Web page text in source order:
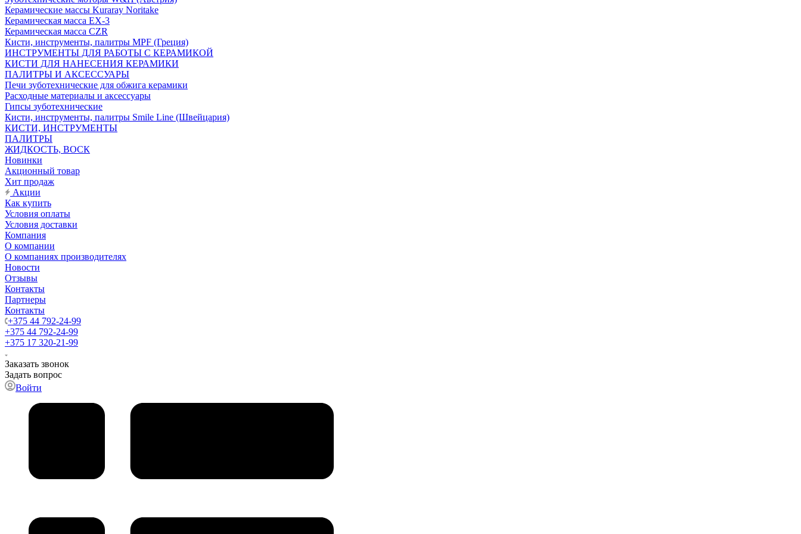
Керамические массы Kuraray Noritake
Керамическая масса EX-3
Керамическая масса CZR
Кисти, инструменты, палитры MPF (Греция)
ИНСТРУМЕНТЫ ДЛЯ РАБОТЫ С КЕРАМИКОЙ
КИСТИ ДЛЯ НАНЕСЕНИЯ КЕРАМИКИ
ПАЛИТРЫ И АКСЕССУАРЫ
Печи зуботехнические для обжига керамики
Расходные материалы и аксессуары
Гипсы зуботехнические
Кисти, инструменты, палитры Smile Line (Швейцария)
КИСТИ, ИНСТРУМЕНТЫ
ПАЛИТРЫ
ЖИДКОСТЬ, ВОСК
Новинки
Акционный товар
Хит продаж
Акции
Как купить
Условия оплаты
Условия доставки
Компания
О компании
О компаниях производителях
Новости
Отзывы
Контакты
Партнеры
Контакты
+375 44 792-24-99
+375 44 792-24-99
+375 17 320-21-99
Заказать звонок
Задать вопрос
Войти